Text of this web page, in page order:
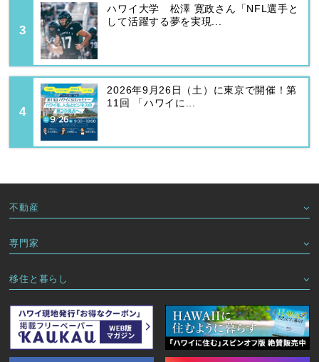
ハワイ大学 松澤 寛政さん「NFL選手と
して活躍する夢を実現...
2026年9月26日（土）に東京で開催！第
11回 「ハワイに...
不動産
専門家
移住と暮らし